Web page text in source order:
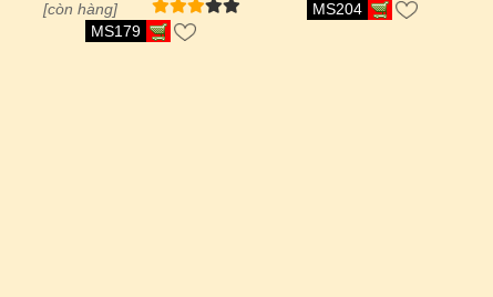
[còn hàng]
MS179
MS204